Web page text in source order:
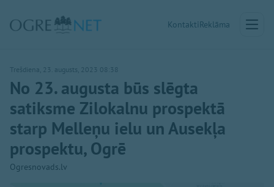
KontaktiReklāma
Trešdiena, 23. augusts, 2023 08:38
No 23. augusta būs slēgta
satiksme Zilokalnu prospektā
starp Melleņu ielu un Ausekļa
prospektu, Ogrē
Ogresnovads.lv